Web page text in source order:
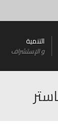
التنمية
و اﻹستشراف